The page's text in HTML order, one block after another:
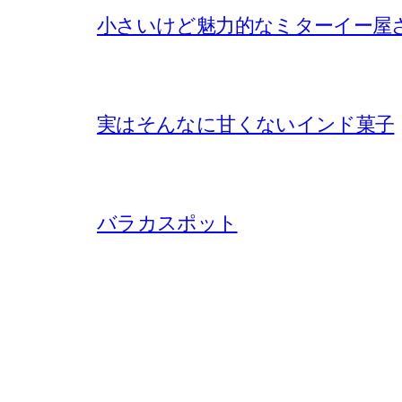
小さいけど魅力的なミターイー屋
実はそんなに甘くないインド菓子
バラカスポット